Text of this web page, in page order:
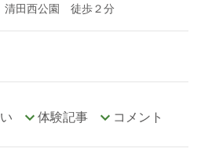
田西公園 徒歩２分
体験記事 コメント